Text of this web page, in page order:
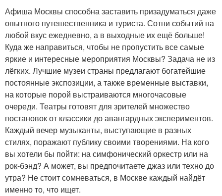
Афиша Москвы способна заставить призадуматься даже
опытного путешественника и туриста. Сотни событий на
любой вкус ежедневно, а в выходные их ещё больше!
Куда же направиться, чтобы не пропустить все самые
яркие и интересные мероприятия Москвы? Задача не из
лёгких. Лучшие музеи страны предлагают богатейшие
постоянные экспозиции, а также временные выставки,
на которые порой выстраиваются многочасовые
очереди. Театры готовят для зрителей множество
постановок от классики до авангардных экспериментов.
Каждый вечер музыканты, выступающие в разных
стилях, поражают публику своими творениями. На кого
вы хотели бы пойти: на симфонический оркестр или на
рок-бэнд? А может, вы предпочитаете джаз или техно до
утра? Не стоит сомневаться, в Москве каждый найдёт
именно то, что ищет.